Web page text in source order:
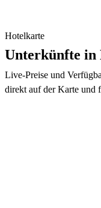
Hotelkarte
Unterkünfte in
Live-Preise und
direkt auf der Karte und